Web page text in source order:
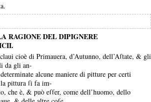
RAGIONE DEL DIPIGNERE
cioè di Primauera, d’Autunno, dell’Aſtate, & gli
da gli an-
alcune maniere di pitture per certi
pittura ſi fa im-
che è, & può eſſer, come dell’huomo, dello